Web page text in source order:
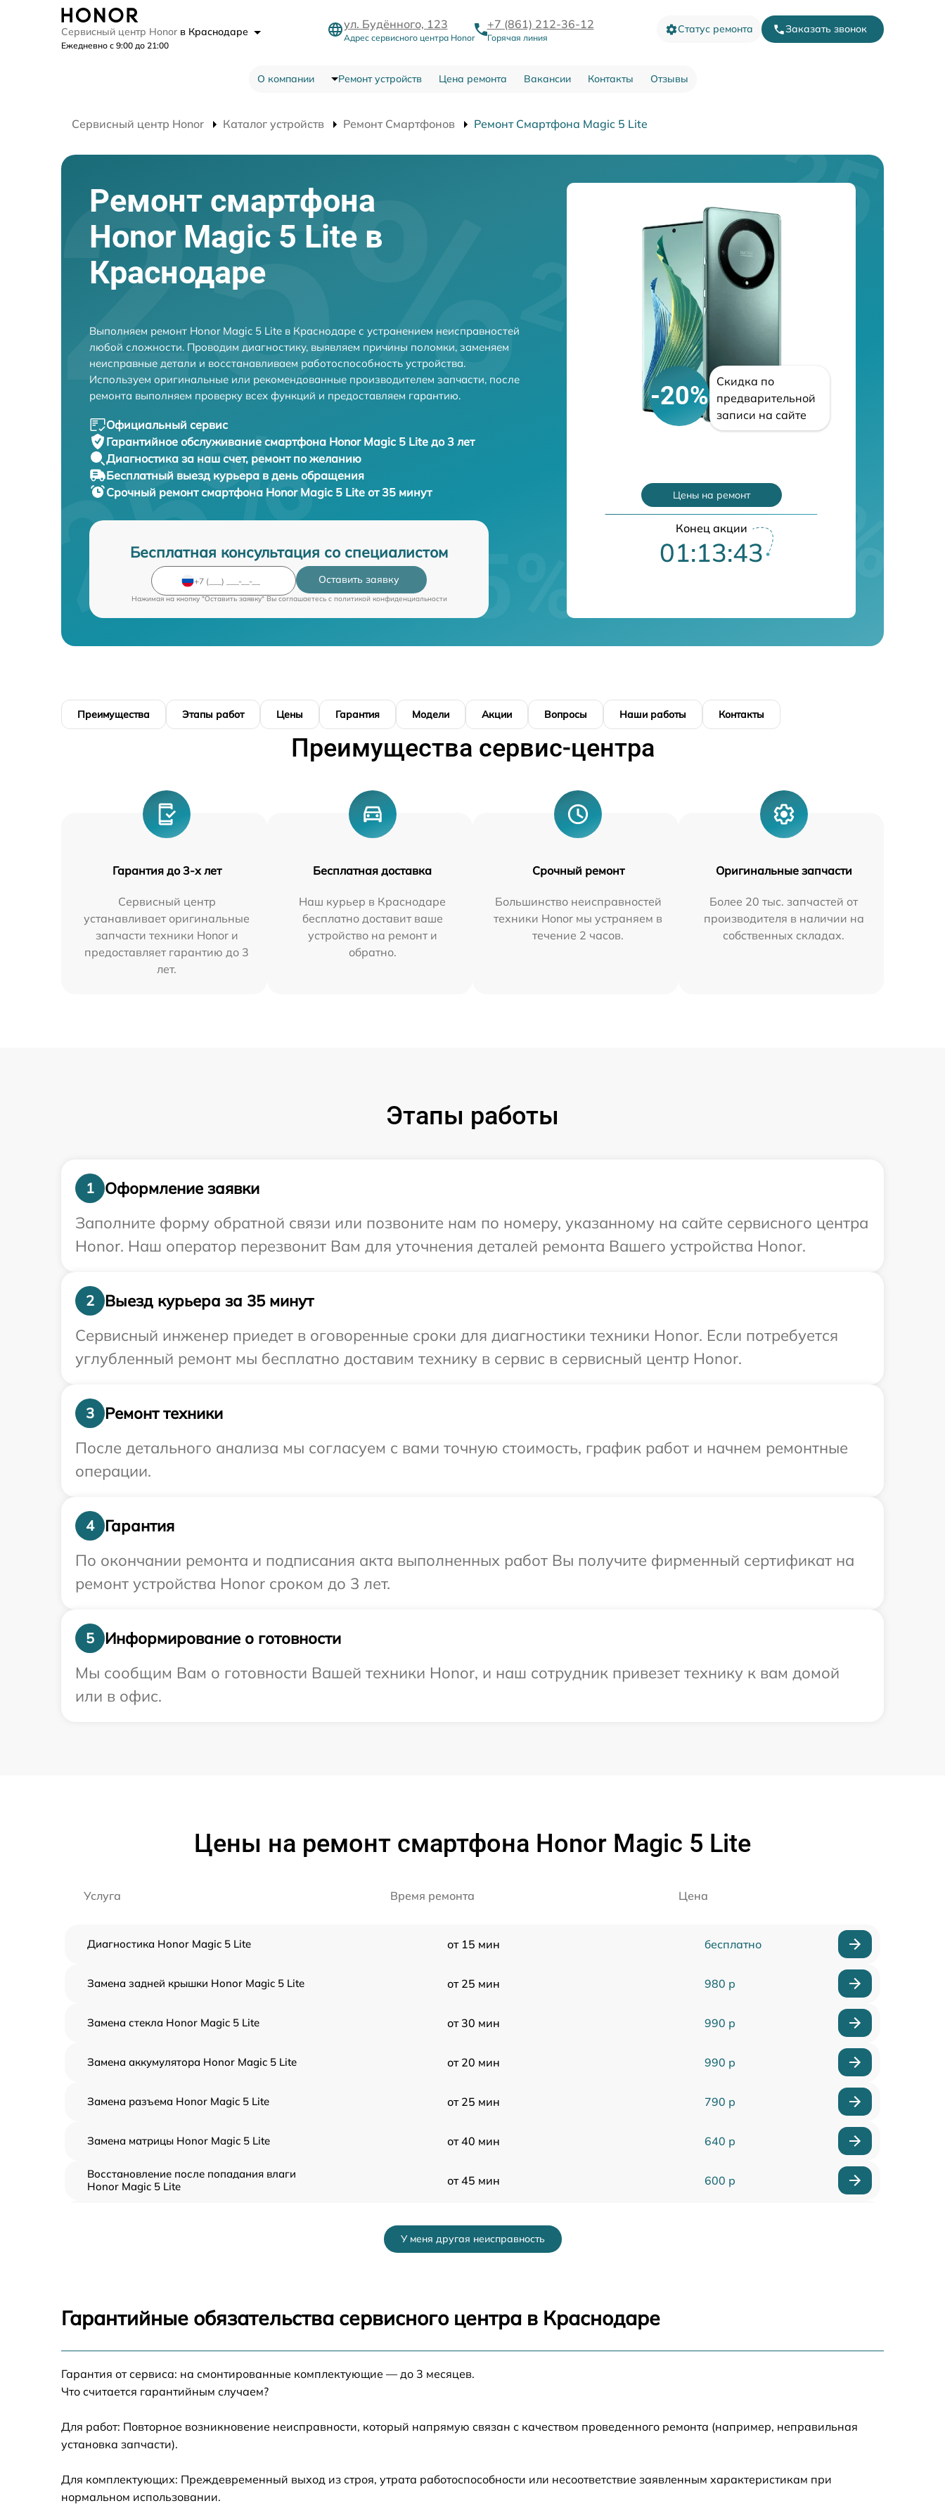
Сервисный центр Honor в Краснодаре
Ежедневно с 9:00 до 21:00
ул. Будённого, 123
Адрес сервисного центра Honor
+7 (861) 212-36-12
Горячая линия
Статус ремонта Заказать звонок
О компании Ремонт устройств Цена ремонта Вакансии Контакты Отзывы
Сервисный центр Honor Каталог устройств Ремонт Смартфонов Ремонт Смартфона Magic 5 Lite
Ремонт смартфона
Honor Magic 5 Lite в
Краснодаре
Выполняем ремонт Honor Magic 5 Lite в Краснодаре с устранением неисправностей
любой сложности. Проводим диагностику, выявляем причины поломки, заменяем
неисправные детали и восстанавливаем работоспособность устройства.
Используем оригинальные или рекомендованные производителем запчасти, после
ремонта выполняем проверку всех функций и предоставляем гарантию.
Официальный сервис
Гарантийное обслуживание смартфона Honor Magic 5 Lite до 3 лет
Диагностика за наш счет, ремонт по желанию
Бесплатный выезд курьера в день обращения
Срочный ремонтсмартфона Honor Magic 5 Lite от 35 минут
Бесплатная консультация со специалистом
Оставить заявку
Нажимая на кнопку "Оставить заявку" Вы соглашаетесь c политикой конфиденциальности
-20%
Скидка по
предварительной
записи на сайте
Цены на ремонт
Конец акции
01:13:42
Преимущества Этапы работ Цены Гарантия Модели Акции Вопросы Наши работы Контакты
Преимущества сервис-центра
Гарантия до 3-х лет
Сервисный центр
устанавливает оригинальные
запчасти техники Honor и
предоставляет гарантию до 3
лет.
Бесплатная доставка
Наш курьер в Краснодаре
бесплатно доставит ваше
устройство на ремонт и
обратно.
Срочный ремонт
Большинство неисправностей
техники Honor мы устраняем в
течение 2 часов.
Оригинальные запчасти
Более 20 тыс. запчастей от
производителя в наличии на
собственных складах.
Этапы работы
1
Оформление заявки
Заполните форму обратной связи или позвоните нам по номеру, указанному на сайте сервисного центра
Honor. Наш оператор перезвонит Вам для уточнения деталей ремонта Вашего устройства Honor.
2
Выезд курьера за 35 минут
Сервисный инженер приедет в оговоренные сроки для диагностики техники Honor. Если потребуется
углубленный ремонт мы бесплатно доставим технику в сервис в сервисный центр Honor.
3
Ремонт техники
После детального анализа мы согласуем с вами точную стоимость, график работ и начнем ремонтные
операции.
4
Гарантия
По окончании ремонта и подписания акта выполненных работ Вы получите фирменный сертификат на
ремонт устройства Honor сроком до 3 лет.
5
Информирование о готовности
Мы сообщим Вам о готовности Вашей техники Honor, и наш сотрудник привезет технику к вам домой
или в офис.
Цены на ремонт смартфона Honor Magic 5 Lite
Услуга Время ремонта Цена
Диагностика Honor Magic 5 Lite от 15 мин бесплатно
Замена задней крышки Honor Magic 5 Lite от 25 мин 980 р
Замена стекла Honor Magic 5 Lite от 30 мин 990 р
Замена аккумулятора Honor Magic 5 Lite от 20 мин 990 р
Замена разъема Honor Magic 5 Lite от 25 мин 790 р
Замена матрицы Honor Magic 5 Lite от 40 мин 640 р
Восстановление после попадания влаги
Honor Magic 5 Lite
от 45 мин 600 р
Замена стекла камеры Honor Magic 5 Lite от 30 мин
Замена микрофона Honor Magic 5 Lite
У меня другая неисправность
Гарантийные обязательства сервисного центра в Краснодаре
Гарантия от сервиса: на смонтированные комплектующие — до 3 месяцев.
Что считается гарантийным случаем?
Для работ: Повторное возникновение неисправности, который напрямую связан с качеством проведенного ремонта (например, неправильная
установка запчасти).
Для комплектующих: Преждевременный выход из строя, утрата работоспособности или несоответствие заявленным характеристикам при
нормальном использовании.